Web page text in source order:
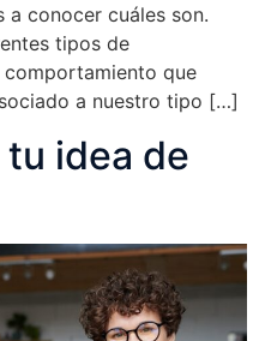
a conocer cuáles son.
tipos de
comportamiento que
a nuestro tipo […]
idea de